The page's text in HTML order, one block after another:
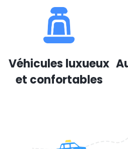
Véhicules luxueux
et confortables